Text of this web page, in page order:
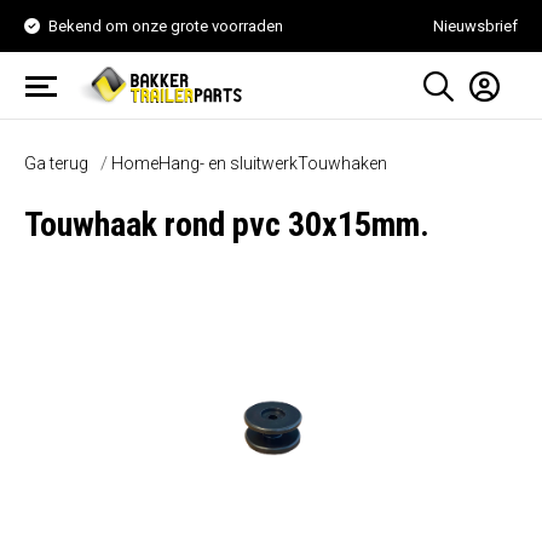
Bekend om onze grote voorraden Nieuwsbrief
Ga terug HomeHang- en sluitwerkTouwhaken
Touwhaak rond pvc 30x15mm.